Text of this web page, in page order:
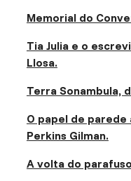
Memorial do
Tia Julia e o
Llosa.
Terra Sonambula,
O papel de
Perkins Gilman.
A volta do